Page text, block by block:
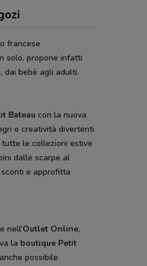
francese
solo, propone infatti
dai bebè agli adulti.
Bateau con la nuova
e creatività divertenti
le collezioni estive
dalle scarpe al
e approfitta
nell’Outlet Online,
la boutique Petit
possibile